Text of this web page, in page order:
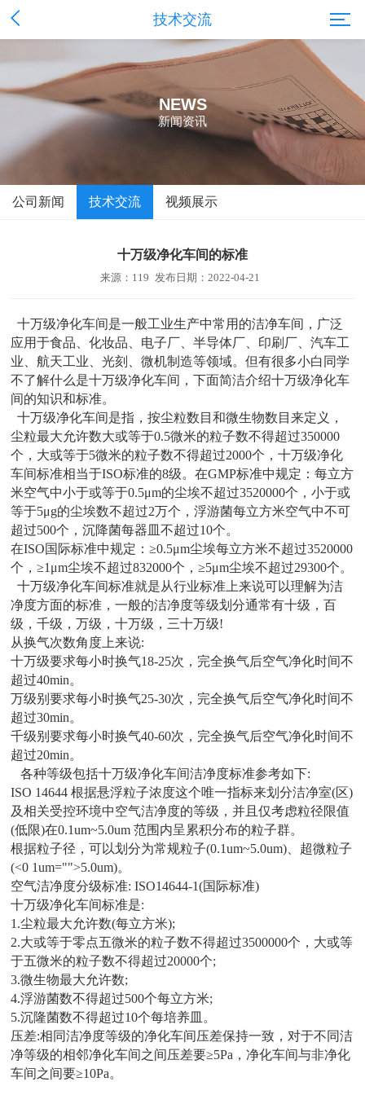
技术交流
NEWS
新闻资讯
公司新闻 技术交流 视频展示
十万级净化车间的标准
来源：119 发布日期：2022-04-21
十万级净化车间是一般工业生产中常用的洁净车间，广泛
应用于食品、化妆品、电子厂、半导体厂、印刷厂、汽车工
业、航天工业、光刻、微机制造等领域。但有很多小白同学
不了解什么是十万级净化车间，下面简洁介绍十万级净化车
间的知识和标准。
十万级净化车间是指，按尘粒数目和微生物数目来定义，
尘粒最大允许数大或等于0.5微米的粒子数不得超过350000
个，大或等于5微米的粒子数不得超过2000个，十万级净化
车间标准相当于ISO标准的8级。在GMP标准中规定：每立方
米空气中小于或等于0.5μm的尘埃不超过3520000个，小于或
等于5μg的尘埃数不超过2万个，浮游菌每立方米空气中不可
超过500个，沉降菌每器皿不超过10个。
在ISO国际标准中规定：≥0.5μm尘埃每立方米不超过3520000
个，≥1μm尘埃不超过832000个，≥5μm尘埃不超过29300个。
十万级净化车间标准就是从行业标准上来说可以理解为洁
净度方面的标准，一般的洁净度等级划分通常有十级，百
级，千级，万级，十万级，三十万级!
从换气次数角度上来说:
十万级要求每小时换气18-25次，完全换气后空气净化时间不
超过40min。
万级别要求每小时换气25-30次，完全换气后空气净化时间不
超过30min。
千级别要求每小时换气40-60次，完全换气后空气净化时间不
超过20min。
各种等级包括十万级净化车间洁净度标准参考如下:
ISO 14644 根据悬浮粒子浓度这个唯一指标来划分洁净室(区)
及相关受控环境中空气洁净度的等级，并且仅考虑粒径限值
(低限)在0.1um~5.0um 范围内呈累积分布的粒子群。
根据粒子径，可以划分为常规粒子(0.1um~5.0um)、超微粒子
(<0 1um="">5.0um)。
空气洁净度分级标准: ISO14644-1(国际标准)
十万级净化车间标准是:
1.尘粒最大允许数(每立方米);
2.大或等于零点五微米的粒子数不得超过3500000个，大或等
于五微米的粒子数不得超过20000个;
3.微生物最大允许数;
4.浮游菌数不得超过500个每立方米;
5.沉隆菌数不得超过10个每培养皿。
压差:相同洁净度等级的净化车间压差保持一致，对于不同洁
净等级的相邻净化车间之间压差要≥5Pa，净化车间与非净化
车间之间要≥10Pa。